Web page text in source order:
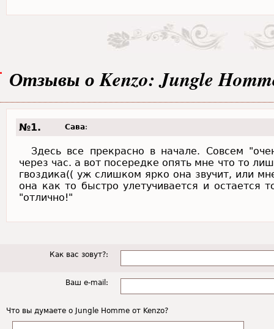
Отзывы о Kenzo: Jungle
№1. Сава:
Здесь все прекрасно в начале. Совсем
через час. а вот посередке опять мне что то
гвоздика(( уж слишком ярко она звучит, или
она как то быстро улетучивается и остается
"отлично!"
Как вас зовут?:
Ваш e-mail:
Что вы думаете о Jungle Homme от Kenzo?